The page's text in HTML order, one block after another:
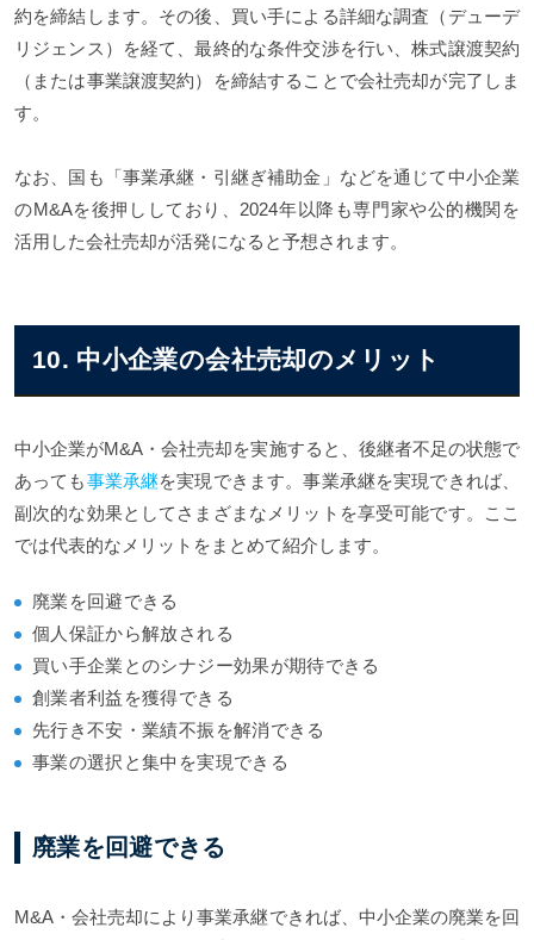
約を締結します。その後、買い手による詳細な調査（デューデ
リジェンス）を経て、最終的な条件交渉を行い、株式譲渡契約
（または事業譲渡契約）を締結することで会社売却が完了しま
す。
なお、国も「事業承継・引継ぎ補助金」などを通じて中小企業
のM&Aを後押ししており、2024年以降も専門家や公的機関を
活用した会社売却が活発になると予想されます。
10. 中小企業の会社売却のメリット
中小企業がM&A・会社売却を実施すると、後継者不足の状態で
あっても事業承継を実現できます。事業承継を実現できれば、
副次的な効果としてさまざまなメリットを享受可能です。ここ
では代表的なメリットをまとめて紹介します。
廃業を回避できる
個人保証から解放される
買い手企業とのシナジー効果が期待できる
創業者利益を獲得できる
先行き不安・業績不振を解消できる
事業の選択と集中を実現できる
廃業を回避できる
M&A・会社売却により事業承継できれば、中小企業の廃業を回